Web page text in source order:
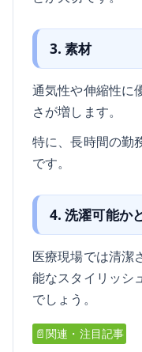
3. 素材
通気性や伸縮性に
さが増します。
特に、長時間の勤
です。
4. 洗濯可能か
医療現場では清潔
能なスタイリッシ
でしょう。
📄関連・注目記事